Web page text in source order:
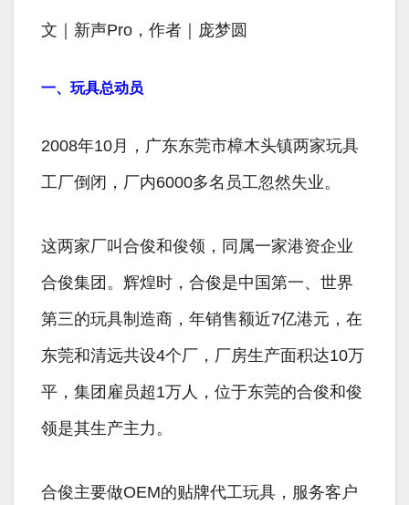
文｜新声Pro，作者｜庞梦圆
一、玩具总动员
2008年10月，广东东莞市樟木头镇两家玩具
工厂倒闭，厂内6000多名员工忽然失业。
这两家厂叫合俊和俊领，同属一家港资企业
合俊集团。辉煌时，合俊是中国第一、世界
第三的玩具制造商，年销售额近7亿港元，在
东莞和清远共设4个厂，厂房生产面积达10万
平，集团雇员超1万人，位于东莞的合俊和俊
领是其生产主力。
合俊主要做OEM的贴牌代工玩具，服务客户